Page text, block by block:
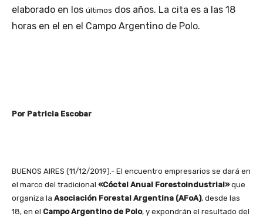
elaborado en los últimos dos años. La cita es a las 18
horas en el en el Campo Argentino de Polo.
Por Patricia Escobar
BUENOS AIRES (11/12/2019).- El encuentro empresarios se dará en
el marco del tradicional «Cóctel Anual Forestoindustrial»que
organiza la Asociación Forestal Argentina (AFoA), desde las
18, en el Campo Argentino de Polo, y expondrán el resultado del